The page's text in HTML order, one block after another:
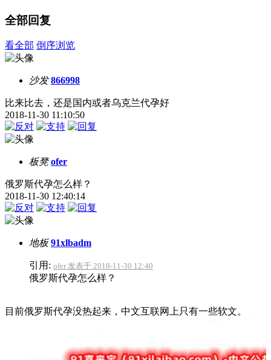
全部回复
看全部 倒序浏览
沙发 866998
比来比去，还是国内或者乌克兰代孕好
2018-11-30 11:10:50
板凳 ofer
俄罗斯代孕怎么样？
2018-11-30 12:40:14
地板 91xlbadm
引用: ofer 发表于 2018-11-30 12:40
俄罗斯代孕怎么样？
目前俄罗斯代孕没热起来，中文互联网上只有一些软文。